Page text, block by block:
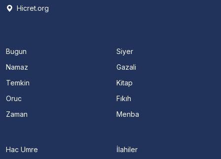
Hicret.org
Bugun
Namaz
Temkin
Oruc
Zaman
Siyer
Gazali
Kitap
Fıkıh
Menba
Hac Umre
İlahiler